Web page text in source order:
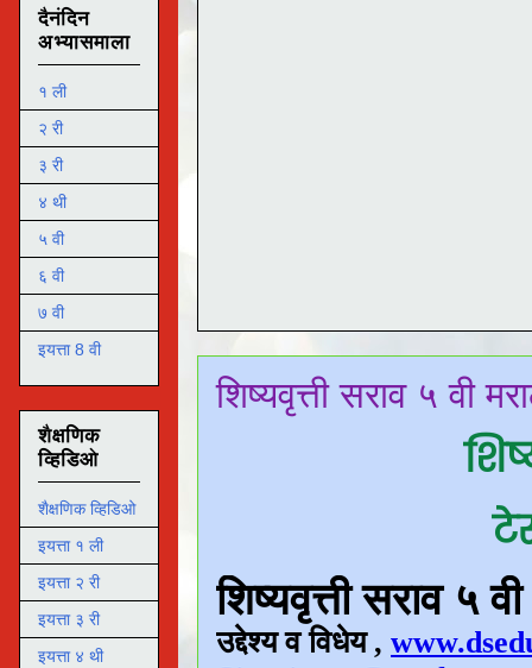
शिष्यवृत्ती सराव ५ वी
दैनंदिन
अभ्यासमाला
१ ली
२ री
३ री
४ थी
५ वी
६ वी
७ वी
इयत्ता 8 वी
शैक्षणिक
व्हिडिओ
शैक्षणिक व्हिडिओ
इयत्ता १ ली
इयत्ता २ री
इयत्ता ३ री
इयत्ता ४ थी